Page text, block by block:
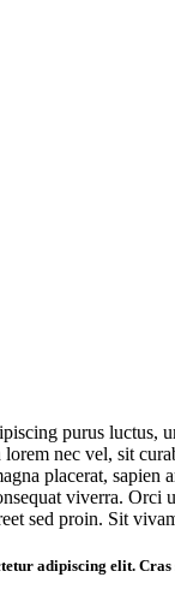
purus luctus,
nec vel, sit
placerat,
viverra.
sed proin. Sit
adipiscing elit.